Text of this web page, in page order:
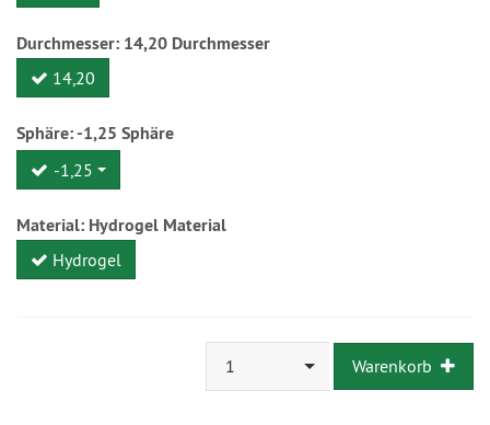
Durchmesser: 14,20 Durchmesser
14,20
Sphäre:-1,25 Sphäre
-1,25
Material: Hydrogel Material
Hydrogel
1 Warenkorb